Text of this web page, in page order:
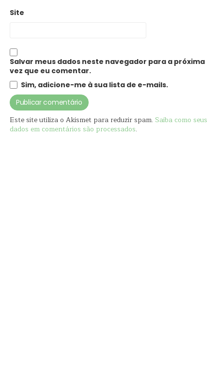
Site
Salvar meus dados neste navegador para a próxima
vez que eu comentar.
Sim, adicione-me à sua lista de e-mails.
Este site utiliza o Akismet para reduzir spam. Saiba como seus
dados em comentários são processados.